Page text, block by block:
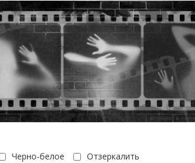
Черно-белое Отзеркалить